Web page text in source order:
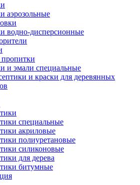
аэрозольные
водно-дисперсионные
и эмали специальные
и краски для деревянных
специальные
акриловые
полиуретановые
силиконовые
для дерева
битумные